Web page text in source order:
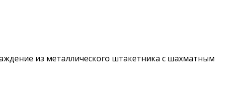
из металлического штакетника с шахматным